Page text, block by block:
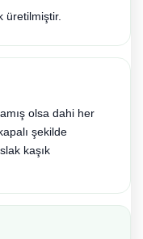
üretilmiştir.
olsa dahi her
şekilde
kaşık